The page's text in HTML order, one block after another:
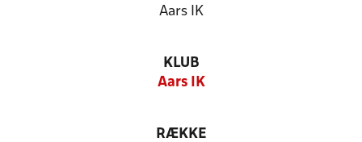
Aars IK
KLUB
Aars IK
RÆKKE